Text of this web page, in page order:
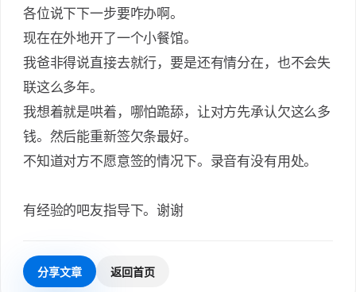
各位说下下一步要咋办啊。
现在在外地开了一个小餐馆。
我爸非得说直接去就行，要是还有情分在，也不会失
联这么多年。
我想着就是哄着，哪怕跪舔，让对方先承认欠这么多
钱。然后能重新签欠条最好。
不知道对方不愿意签的情况下。录音有没有用处。
有经验的吧友指导下。谢谢
分享文章 返回首页